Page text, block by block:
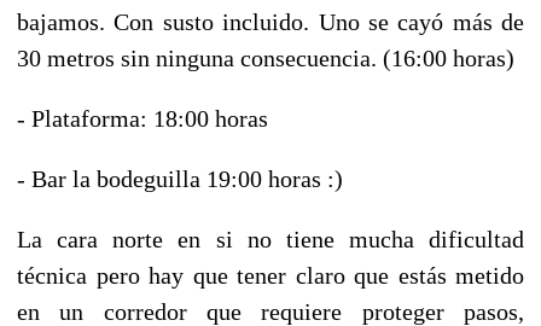
bajamos. Con susto incluido. Uno se cayó más de
30 metros sin ninguna consecuencia. (16:00 horas)
- Plataforma: 18:00 horas
- Bar la bodeguilla 19:00 horas :)
La cara norte en si no tiene mucha dificultad
técnica pero hay que tener claro que estás metido
en un corredor que requiere proteger pasos,